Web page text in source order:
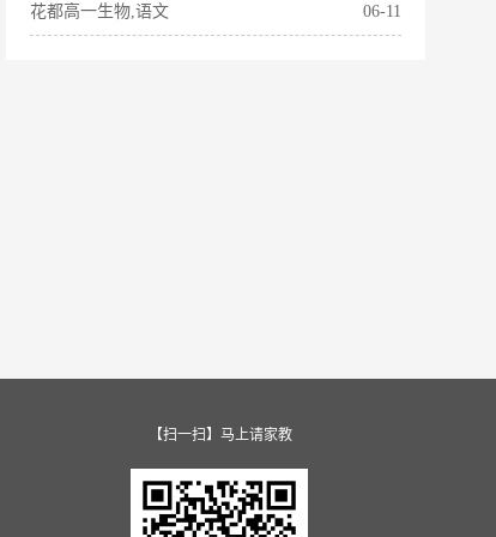
花都高一生物,语文 06-11
【扫一扫】马上请家教